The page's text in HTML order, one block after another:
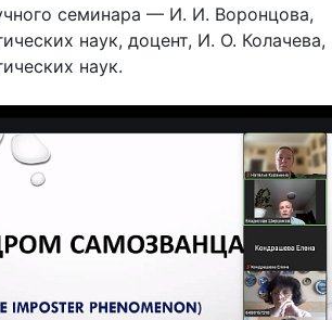
наук, доцент, И. О. Колачева,
наук.